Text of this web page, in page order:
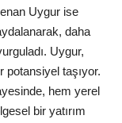
Uygur ise
daha
Uygur,
potansiyel taşıyor.
hem yerel
bir yatırım